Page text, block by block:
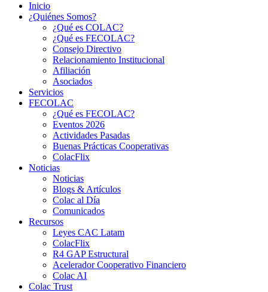
Inicio
¿Quiénes Somos?
¿Qué es COLAC?
¿Qué es FECOLAC?
Consejo Directivo
Relacionamiento Institucional
Afiliación
Asociados
Servicios
FECOLAC
¿Qué es FECOLAC?
Eventos 2026
Actividades Pasadas
Buenas Prácticas Cooperativas
ColacFlix
Noticias
Noticias
Blogs & Artículos
Colac al Día
Comunicados
Recursos
Leyes CAC Latam
ColacFlix
R4 GAP Estructural
Acelerador Cooperativo Financiero
Colac AI
Colac Trust